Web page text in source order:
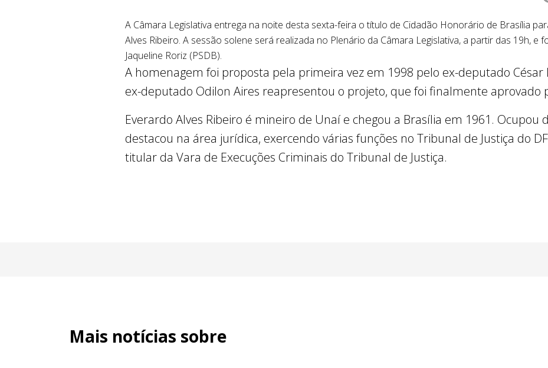
A Câmara Legislativa entrega na noite desta sexta-feira o título de Cidadão Honorário de Brasília
Alves Ribeiro. A sessão solene será realizada no Plenário da Câmara Legislativa, a partir das 19h, e
Jaqueline Roriz (PSDB).
A homenagem foi proposta pela primeira vez em 1998 pelo ex-deputado César
ex-deputado Odilon Aires reapresentou o projeto, que foi finalmente aprovado
Everardo Alves Ribeiro é mineiro de Unaí e chegou a Brasília em 1961. Ocupou
destacou na área jurídica, exercendo várias funções no Tribunal de Justiça do
titular da Vara de Execuções Criminais do Tribunal de Justiça.
Mais notícias sobre